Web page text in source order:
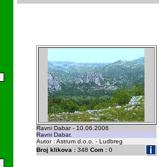
Ravni Dabar - 10.06.2006
Ravni Dabar.
Autor : Astrum d.o.o. - Ludbreg
Broj klikova :348 Com :0